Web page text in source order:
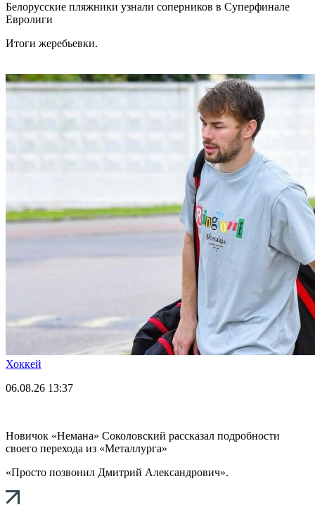
Белорусские пляжники узнали соперников в Суперфинале
Евролиги
Итоги жеребьевки.
Хоккей
06.08.26 13:37
Новичок «Немана» Соколовский рассказал подробности
своего перехода из «Металлурга»
«Просто позвонил Дмитрий Александрович».